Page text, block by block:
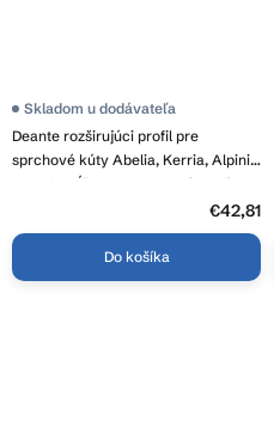
Deante rozširujúci profil pre
sprchové kúty Abelia, Kerria, Alpinia
a Cubic, dĺžka 200cm, chrómová,
Skladom u dodávateľa
€42,81
Do košíka